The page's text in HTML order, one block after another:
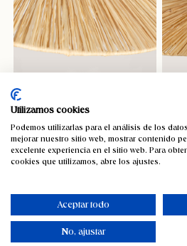
Utilizamos cookies
Podemos utilizarlas para el análisis de los
mejorar nuestro sitio web, mostrar contenido
excelente experiencia en el sitio web. Para
cookies que utilizamos, abre los ajustes.
Aceptar todo
No, ajustar